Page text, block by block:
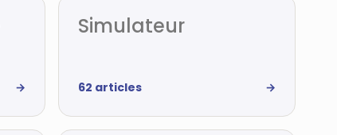
→
Simulateur
62 articles →